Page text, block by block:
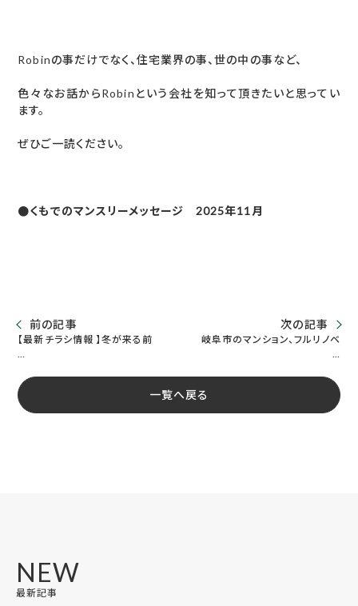
Robinの事だけでなく、住宅業界の事、世の中の事など、
色々なお話からRobinという会社を知って頂きたいと思ってい
ます。
ぜひご一読ください。
●くもでのマンスリーメッセージ 2025年11月
前の記事
【最新チラシ情報 】冬が来る前
…
一覧へ戻る
次の記事
岐阜市のマンション、フルリノベ
…
NEW
最新記事